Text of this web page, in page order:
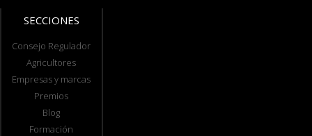
SECCIONES
Consejo Regulador
Agricultores
Empresas y marcas
Premios
Blog
Formación